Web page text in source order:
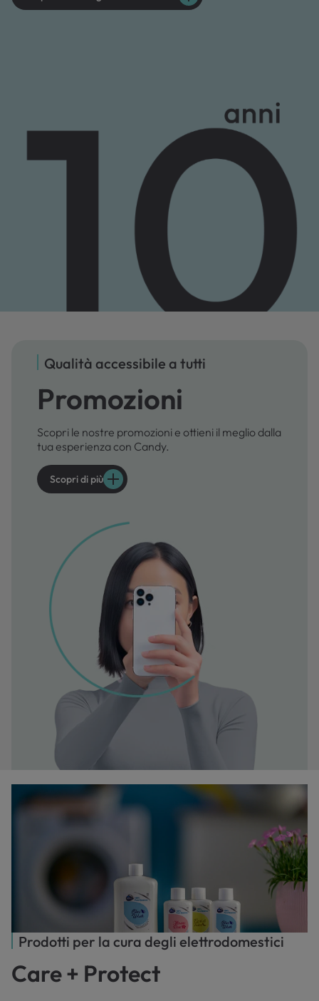
Qualità accessibile a tutti
Promozioni
Scopri le nostre promozioni e ottieni il meglio dalla
tua esperienza con Candy.
Scopri di più
Prodotti per la cura degli elettrodomestici
Care + Protect